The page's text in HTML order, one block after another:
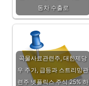
동차 수출로
곡물사료관련주, 대한제당
우 주가, 급등과 스트리밍관
련주 넷플릭스 주식 25% 하